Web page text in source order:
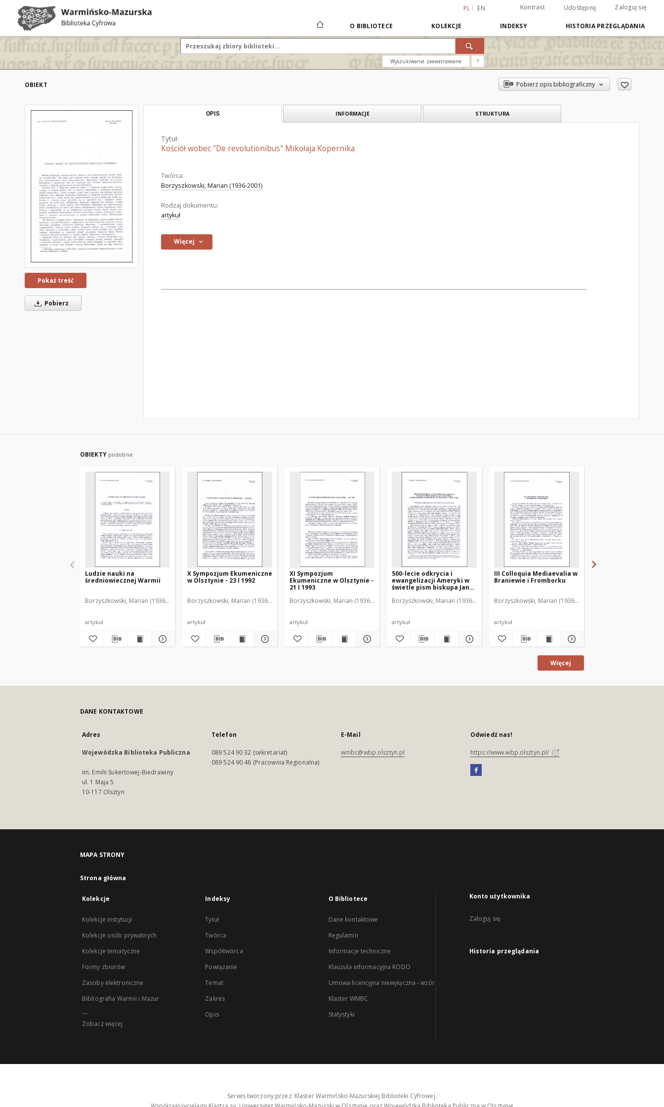
PL EN Kontrast Udostępnij Zaloguj się
O BIBLIOTECE KOLEKCJE INDEKSY HISTORIA PRZEGLĄDANIA
Wyszukiwanie zaawansowane ?
OBIEKT Pobierz opis bibliograficzny
Pokaż treść
Pobierz
OPIS INFORMACJE STRUKTURA
Tytuł:
Kościół wobec "De revolutionibus" Mikołaja Kopernika
Twórca:
Borzyszkowski, Marian (1936-2001)
Rodzaj dokumentu:
artykuł
Więcej
OBIEKTY podobne
Ludzie nauki na
średniowiecznej Warmii
Borzyszkowski, Marian (1936-2001)
artykuł
X Sympozjum Ekumeniczne
w Olsztynie - 23 I 1992
Borzyszkowski, Marian (1936-2001)
artykuł
XI Sympozjum
Ekumeniczne w Olsztynie -
21 I 1993
Borzyszkowski, Marian (1936-2001)
artykuł
500-lecie odkrycia i
ewangelizacji Ameryki w
świetle pism biskupa Jana
Seminarium Duchownego
bibliotecznej
Borzyszkowski, Marian (1936-2001)
artykuł
III Colloquia Mediaevalia w
Braniewie i Fromborku
Borzyszkowski, Marian (1936-2001)
artykuł
Więcej
DANE KONTAKTOWE
Adres
Wojewódzka Biblioteka Publiczna
im. Emilii Sukertowej-Biedrawiny
ul. 1 Maja 5
10-117 Olsztyn
Telefon
089 524 90 32 (sekretariat)
089 524 90 48 (Pracownia Regionalna)
E-Mail
wmbc@wbp.olsztyn.pl
Odwiedź nas!
https://www.wbp.olsztyn.pl/
MAPA STRONY
Strona główna
Kolekcje
Kolekcje instytucji
Kolekcje osób prywatnych
Kolekcje tematyczne
Formy zbiorów
Zasoby elektroniczne
Bibliografia Warmii i Mazur
...
Zobacz więcej
Indeksy
Tytuł
Twórca
Współtwórca
Powiązanie
Temat
Zakres
Opis
O Bibliotece
Dane kontaktowe
Regulamin
Informacje techniczne
Klauzula informacyjna RODO
Umowa licencyjna niewyłączna - wzór
Klaster WMBC
Statystyki
Konto użytkownika
Zaloguj się
Historia przeglądania
Serwis tworzony przez: Klaster Warmińsko-Mazurskiej Biblioteki Cyfrowej.